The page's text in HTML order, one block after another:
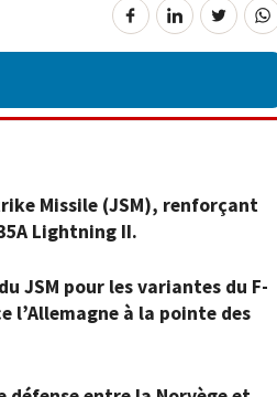
Missile (JSM), renforçant
Lightning II.
JSM pour les variantes du F-
l’Allemagne à la pointe des